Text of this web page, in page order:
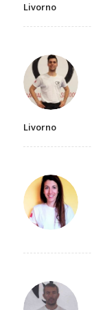
Livorno
Livorno